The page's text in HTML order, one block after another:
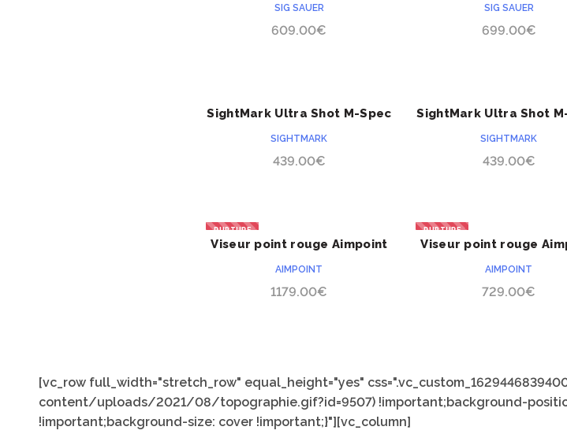
SIG SAUER
609.00€
SIG SAUER
699.00€
ACHETER
SightMark Ultra Shot M-Spec
SIGHTMARK
439.00€
ACHETER
SightMark Ultra Shot
SIGHTMARK
439.00€
RUPTURE
ACHETER
Viseur point rouge Aimpoint
AIMPOINT
1179.00€
RUPTURE
ACHETER
Viseur point rouge
AIMPOINT
729.00€
[vc_row full_width="stretch_row" equal_height="yes"
content/uploads/2021/08/topographie.gif?id=9507) !important;background-
!important;background-size: cover !important;}"][vc_column]